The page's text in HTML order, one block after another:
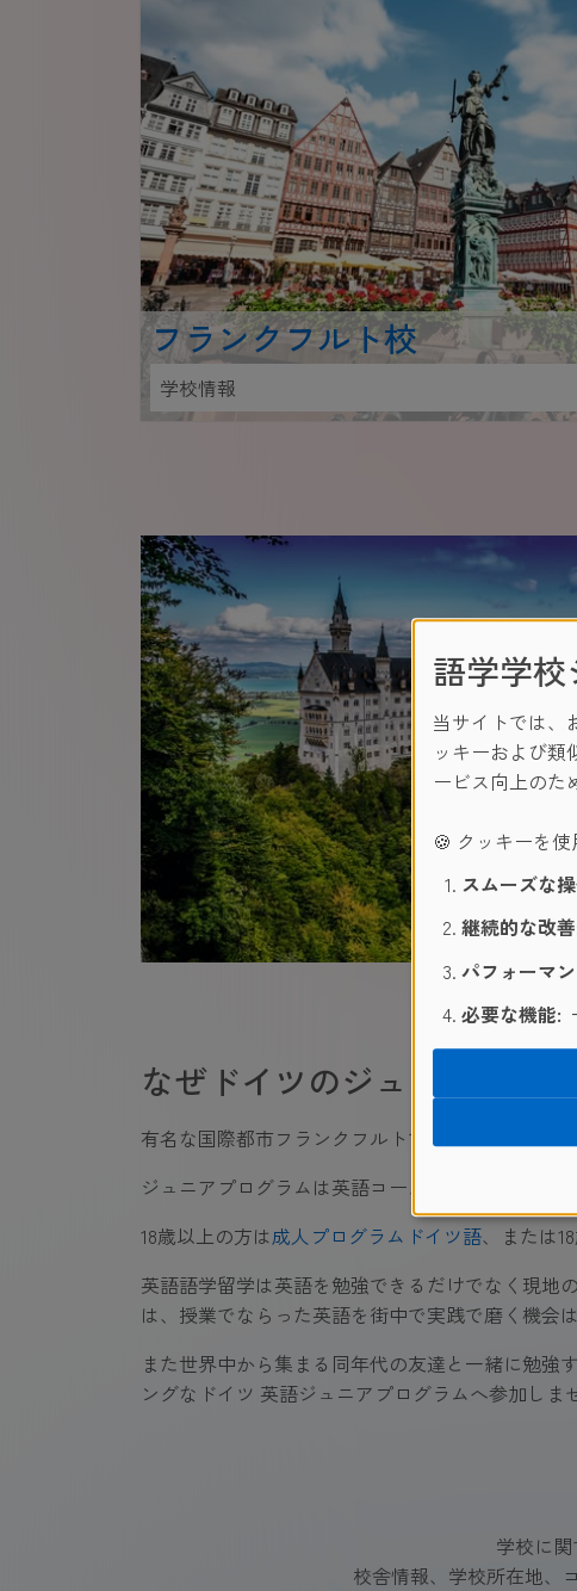
フランクフルト校
学校情報
なぜドイツのジュニアプロ
有名な国際都市フランクフルトで英語を身につけ
ジュニアプログラムは英語コース、宿泊施設、食
18歳以上の方は成人プログラムドイツ語、または
英語語学留学は英語を勉強できるだけでなく現地
は、授業でならった英語を街中で実践で磨く機会
また世界中から集まる同年代の友達と一緒に勉強
ングなドイツ 英語ジュニアプログラムへ参加しま
学校に
校舎情報、学校所在地、
語学学
当サイトでは、
ッキーおよび
ービス向上のた
🍪 クッキーを使
スムーズな
継続的な改
パフォーマ
必要な機能: